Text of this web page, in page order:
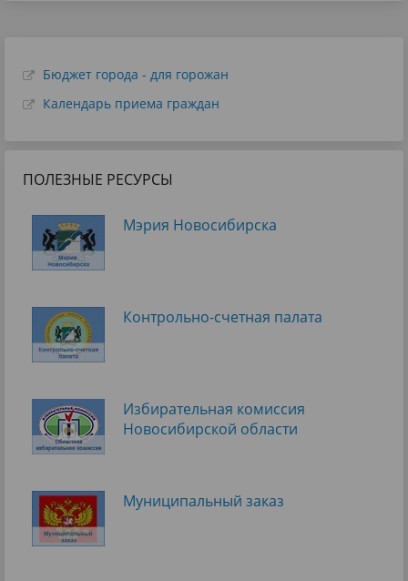
Бюджет города - для горожан
Календарь приема граждан
ПОЛЕЗНЫЕ РЕСУРСЫ
Мэрия Новосибирска
Контрольно-счетная палата
Избирательная комиссия
Новосибирской области
Муниципальный заказ